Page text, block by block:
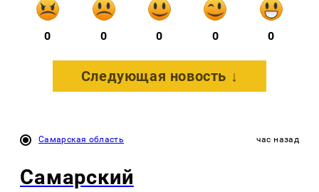
0 0 0 0 0
Следующая новость ↓
Самарская область час назад
Самарский